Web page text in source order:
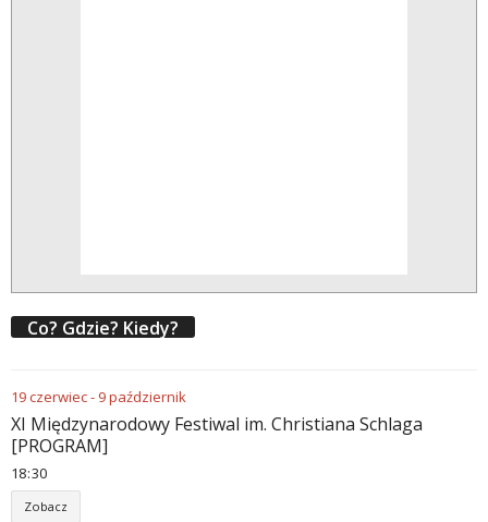
Co? Gdzie? Kiedy?
19czerwiec- 9październik
XI Międzynarodowy Festiwal im. Christiana Schlaga
[PROGRAM]
18:30
Zobacz